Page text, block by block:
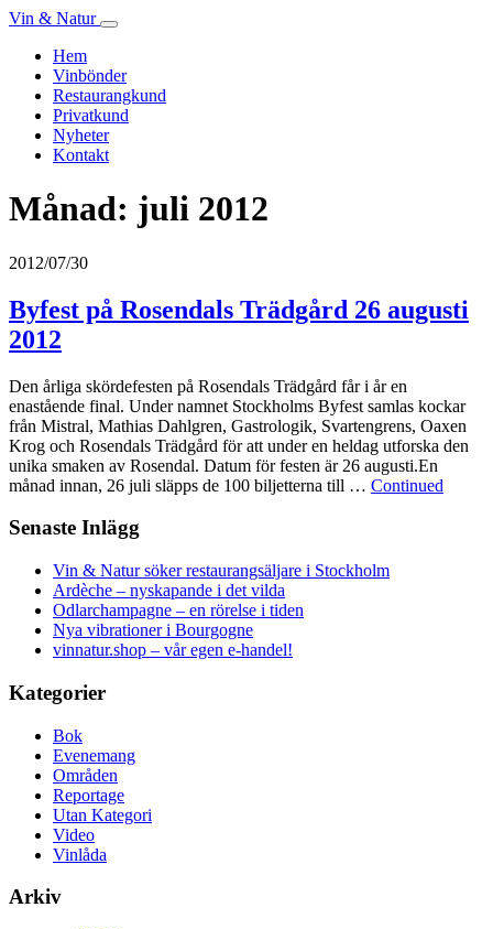
Vin & Natur
Hem
Vinbönder
Restaurangkund
Privatkund
Nyheter
Kontakt
Månad: juli 2012
2012/07/30
Byfest på Rosendals Trädgård 26 augusti
2012
Den årliga skördefesten på Rosendals Trädgård får i år en
enastående final. Under namnet Stockholms Byfest samlas kockar
från Mistral, Mathias Dahlgren, Gastrologik, Svartengrens, Oaxen
Krog och Rosendals Trädgård för att under en heldag utforska den
unika smaken av Rosendal. Datum för festen är 26 augusti.En
månad innan, 26 juli släpps de 100 biljetterna till … Continued
Senaste Inlägg
Vin & Natur söker restaurangsäljare i Stockholm
Ardèche – nyskapande i det vilda
Odlarchampagne – en rörelse i tiden
Nya vibrationer i Bourgogne
vinnatur.shop – vår egen e-handel!
Kategorier
Bok
Evenemang
Områden
Reportage
Utan Kategori
Video
Vinlåda
Arkiv